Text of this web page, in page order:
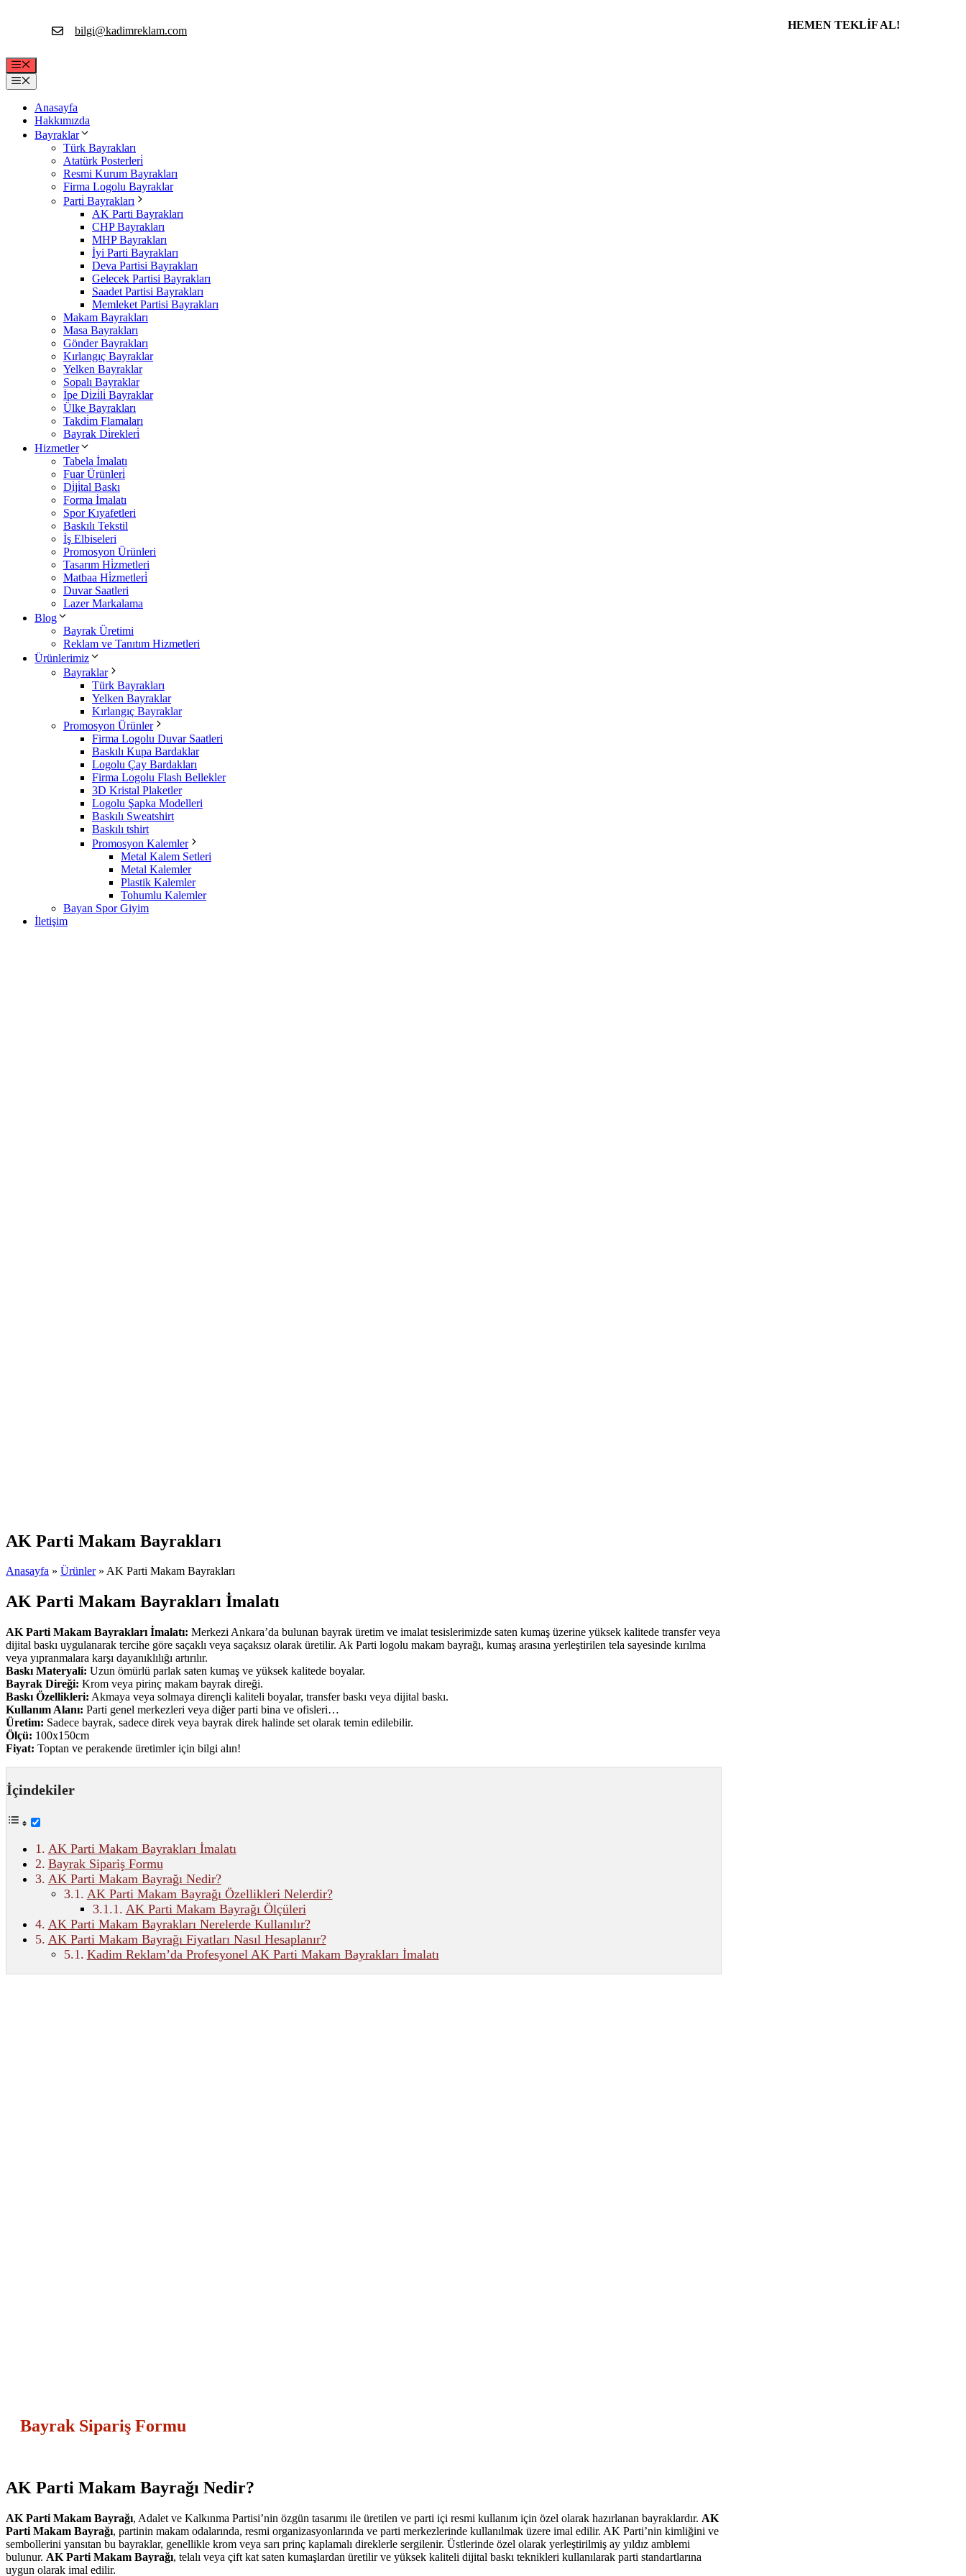
bilgi@kadimreklam.com HEMEN TEKLİF AL!
Menü
Menü
Anasayfa
Hakkımızda
Bayraklar
Türk Bayrakları
Atatürk Posterleri̇
Resmi Kurum Bayrakları
Firma Logolu Bayraklar
Parti̇ Bayrakları
AK Parti Bayrakları
CHP Bayrakları
MHP Bayrakları
İyi Parti Bayrakları
Deva Partisi Bayrakları
Gelecek Partisi Bayrakları
Saadet Partisi Bayrakları
Memleket Partisi Bayrakları
Makam Bayrakları
Masa Bayrakları
Gönder Bayrakları
Kırlangıç Bayraklar
Yelken Bayraklar
Sopalı Bayraklar
İpe Di̇zi̇li̇ Bayraklar
Ülke Bayrakları
Takdi̇m Flamaları
Bayrak Di̇rekleri̇
Hizmetler
Tabela İmalatı
Fuar Ürünleri̇
Di̇ji̇tal Baskı
Forma İmalatı
Spor Kıyafetleri
Baskılı Tekstil
İş Elbiseleri
Promosyon Ürünleri
Tasarım Hi̇zmetleri
Matbaa Hi̇zmetleri̇
Duvar Saatleri
Lazer Markalama
Blog
Bayrak Üretimi
Reklam ve Tanıtım Hizmetleri
Ürünlerimiz
Bayraklar
Türk Bayrakları
Yelken Bayraklar
Kırlangıç Bayraklar
Promosyon Ürünler
Firma Logolu Duvar Saatleri
Baskılı Kupa Bardaklar
Logolu Çay Bardakları
Firma Logolu Flash Bellekler
3D Kristal Plaketler
Logolu Şapka Modelleri
Baskılı Sweatshirt
Baskılı tshirt
Promosyon Kalemler
Metal Kalem Setleri
Metal Kalemler
Plastik Kalemler
Tohumlu Kalemler
Bayan Spor Giyim
İletişim
AK Parti Makam Bayrakları
Anasayfa » Ürünler» AK Parti Makam Bayrakları
AK Parti Makam Bayrakları İmalatı
AK Parti Makam Bayrakları İmalatı: Merkezi Ankara’da bulunan bayrak üretim ve imalat tesislerimizde saten kumaş üzerine yüksek kalitede transfer veya
dijital baskı uygulanarak tercihe göre saçaklı veya saçaksız olarak üretilir. Ak Parti logolu makam bayrağı, kumaş arasına yerleştirilen tela sayesinde kırılma
veya yıpranmalara karşı dayanıklılığı artırılır.
Baskı Materyali: Uzun ömürlü parlak saten kumaş ve yüksek kalitede boyalar.
Bayrak Direği: Krom veya pirinç makam bayrak direği.
Baskı Özellikleri: Akmaya veya solmaya dirençli kaliteli boyalar, transfer baskı veya dijital baskı.
Kullanım Alanı: Parti genel merkezleri veya diğer parti bina ve ofisleri…
Üretim: Sadece bayrak, sadece direk veya bayrak direk halinde set olarak temin edilebilir.
Ölçü: 100x150cm
Fiyat: Toptan ve perakende üretimler için bilgi alın!
İçindekiler
AK Parti Makam Bayrakları İmalatı
Bayrak Sipariş Formu
AK Parti Makam Bayrağı Nedir?
AK Parti Makam Bayrağı Özellikleri Nelerdir?
AK Parti Makam Bayrağı Ölçüleri
AK Parti Makam Bayrakları Nerelerde Kullanılır?
AK Parti Makam Bayrağı Fiyatları Nasıl Hesaplanır?
Kadim Reklam’da Profesyonel AK Parti Makam Bayrakları İmalatı
Bayrak Sipariş Formu
AK Parti Makam Bayrağı Nedir?
AK Parti Makam Bayrağı, Adalet ve Kalkınma Partisi’nin özgün tasarımı ile üretilen ve parti içi resmi kullanım için özel olarak hazırlanan bayraklardır. AK
Parti Makam Bayrağı, partinin makam odalarında, resmi organizasyonlarında ve parti merkezlerinde kullanılmak üzere imal edilir. AK Parti’nin kimliğini ve
sembollerini yansıtan bu bayraklar, genellikle krom veya sarı prinç kaplamalı direklerle sergilenir. Üstlerinde özel olarak yerleştirilmiş ay yıldız amblemi
bulunur. AK Parti Makam Bayrağı, telalı veya çift kat saten kumaşlardan üretilir ve yüksek kaliteli dijital baskı teknikleri kullanılarak parti standartlarına
uygun olarak imal edilir.